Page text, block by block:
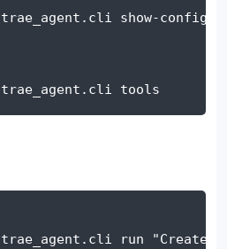
trae_agent.cli show-config
trae_agent.cli tools
trae_agent.cli run "Create